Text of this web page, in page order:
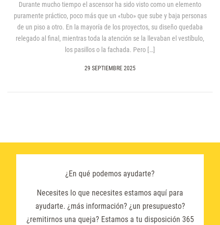
Durante mucho tiempo el ascensor ha sido visto como un elemento
puramente práctico, poco más que un «tubo» que sube y baja personas
de un piso a otro. En la mayoría de los proyectos, su diseño quedaba
relegado al final, mientras toda la atención se la llevaban el vestíbulo,
los pasillos o la fachada. Pero […]
29 SEPTIEMBRE 2025
¿En qué podemos ayudarte?
Necesites lo que necesites estamos aquí para
ayudarte. ¿más información? ¿un presupuesto?
¿remitirnos una queja? Estamos a tu disposición 365